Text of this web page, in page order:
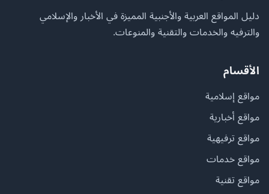
دليل المواقع العربية والأجنبية المميزة في الأخبار والإسلامي
والترفيه والخدمات والتقنية والمنوعات.
الأقسام
مواقع إسلامية
مواقع أخبارية
مواقع ترفيهية
مواقع خدمات
مواقع تقنية